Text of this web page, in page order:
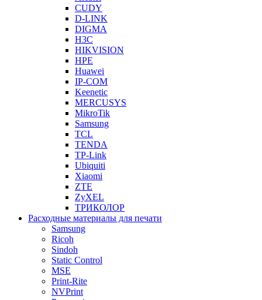
CUDY
D-LINK
DIGMA
H3C
HIKVISION
HPE
Huawei
IP-COM
Keenetic
MERCUSYS
MikroTik
Samsung
TCL
TENDA
TP-Link
Ubiquiti
Xiaomi
ZTE
ZyXEL
ТРИКОЛОР
Расходные материалы для печати
Samsung
Ricoh
Sindoh
Static Control
MSE
Print-Rite
NVPrint